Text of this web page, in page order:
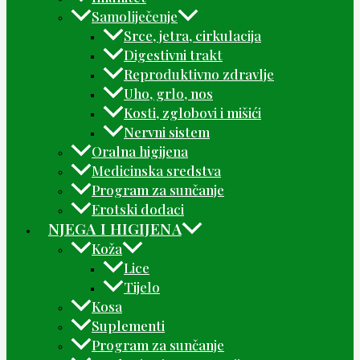
Samoliječenje
Srce, jetra, cirkulacija
Digestivni trakt
Reproduktivno zdravlje
Uho, grlo, nos
Kosti, zglobovi i mišići
Nervni sistem
Oralna higijena
Medicinska sredstva
Program za sunčanje
Erotski dodaci
NJEGA I HIGIJENA
Koža
Lice
Tijelo
Kosa
Suplementi
Program za sunčanje